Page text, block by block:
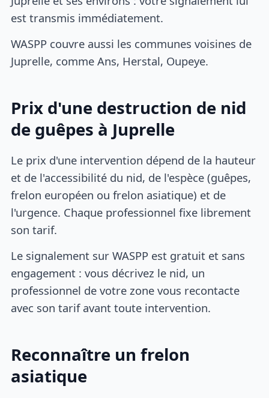
est transmis immédiatement.
WASPP couvre aussi les communes voisines de
Juprelle, comme Ans, Herstal, Oupeye.
Prix d'une destruction de nid
de guêpes à Juprelle
Le prix d'une intervention dépend de la hauteur
et de l'accessibilité du nid, de l'espèce (guêpes,
frelon européen ou frelon asiatique) et de
l'urgence. Chaque professionnel fixe librement
son tarif.
Le signalement sur WASPP est gratuit et sans
engagement : vous décrivez le nid, un
professionnel de votre zone vous recontacte
avec son tarif avant toute intervention.
Reconnaître un frelon
asiatique